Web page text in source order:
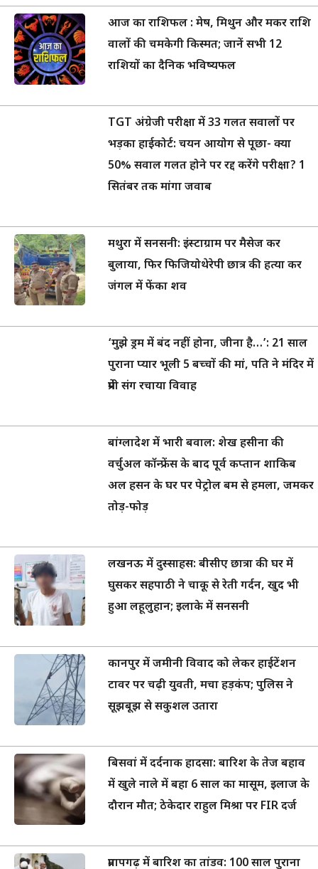
आज का राशिफल : मेष, मिथुन और मकर राशि
वालों की चमकेगी किस्मत; जानें सभी 12
राशियों का दैनिक भविष्यफल
TGT अंग्रेजी परीक्षा में 33 गलत सवालों पर
भड़का हाईकोर्ट: चयन आयोग से पूछा- क्या
50% सवाल गलत होने पर रद्द करेंगे परीक्षा? 1
सितंबर तक मांगा जवाब
मथुरा में सनसनी: इंस्टाग्राम पर मैसेज कर
बुलाया, फिर फिजियोथेरेपी छात्र की हत्या कर
जंगल में फेंका शव
‘मुझे ड्रम में बंद नहीं होना, जीना है…’: 21 साल
पुराना प्यार भूली 5 बच्चों की मां, पति ने मंदिर में
प्रेमी संग रचाया विवाह
बांग्लादेश में भारी बवाल: शेख हसीना की
वर्चुअल कॉन्फ्रेंस के बाद पूर्व कप्तान शाकिब
अल हसन के घर पर पेट्रोल बम से हमला, जमकर
तोड़-फोड़
लखनऊ में दुस्साहस: बीसीए छात्रा की घर में
घुसकर सहपाठी ने चाकू से रेती गर्दन, खुद भी
हुआ लहूलुहान; इलाके में सनसनी
कानपुर में जमीनी विवाद को लेकर हाईटेंशन
टावर पर चढ़ी युवती, मचा हड़कंप; पुलिस ने
सूझबूझ से सकुशल उतारा
बिसवां में दर्दनाक हादसा: बारिश के तेज बहाव
में खुले नाले में बहा 6 साल का मासूम, इलाज के
दौरान मौत; ठेकेदार राहुल मिश्रा पर FIR दर्ज
प्रतापगढ़ में बारिश का तांडव: 100 साल पुराना